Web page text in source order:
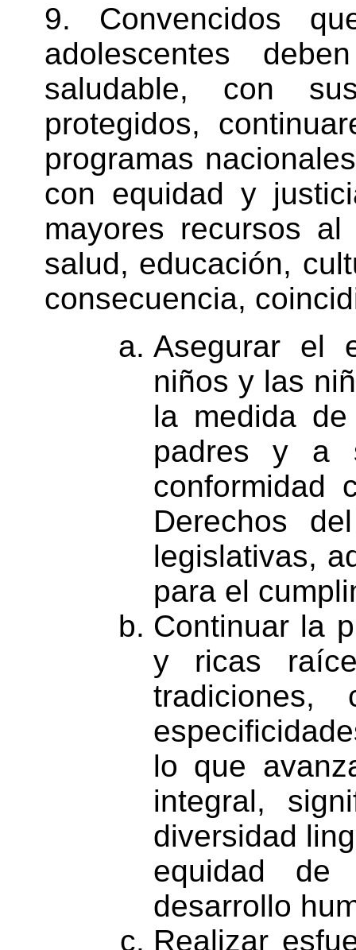
9. Convencidos
adolescentes
saludable, con
protegidos,
programas
con equidad y
mayores recursos
salud, educación,
consecuencia,
Asegurar el
niños y las
la medida
padres y a
conformidad
Derechos
legislativas,
para el
Continuar la
y ricas
lo que
integral,
diversidad
equidad de
desarrollo
Realizar